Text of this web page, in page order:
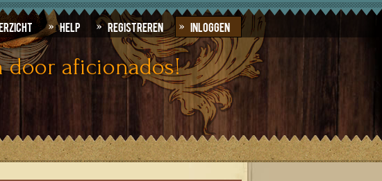
Help Registreren Inloggen
door aficionados!